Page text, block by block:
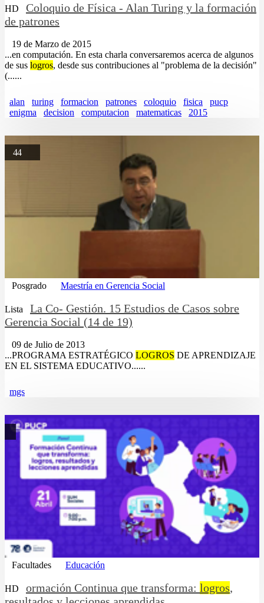
HD
Coloquio de Física - Alan Turing y la formación
de patrones
19 de Marzo de 2015
...en computación. En esta charla conversaremos acerca de algunos
de sus logros, desde sus contribuciones al "problema de la decisión"
(......
alan turing formacion patrones coloquio fisica
pucp
enigma
decision computacion matematicas 2015
44
Posgrado Maestría en Gerencia Social
Lista
La Co- Gestión. 15 Estudios de Casos sobre
Gerencia Social (14 de 19)
09 de Julio de 2013
...PROGRAMA ESTRATÉGICO LOGROS DE APRENDIZAJE
EN EL SISTEMA EDUCATIVO......
mgs
Facultades Educación
HD ormación Continua que transforma: logros,